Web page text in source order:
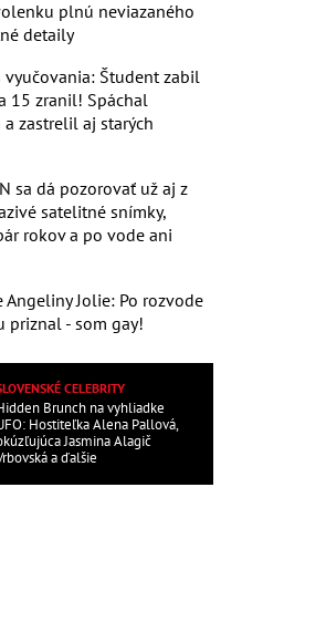
plnú neviazaného
detaily
vyučovania: Študent zabil
15 zranil! Spáchal
zastrelil aj starých
sa dá pozorovať už aj z
satelitné snímky,
rokov a po vode ani
Angeliny Jolie: Po rozvode
priznal - som gay!
CELEBRITY
Brunch na vyhliadke
Hostiteľka Alena Pallová,
Jasmina Alagič
a ďalšie